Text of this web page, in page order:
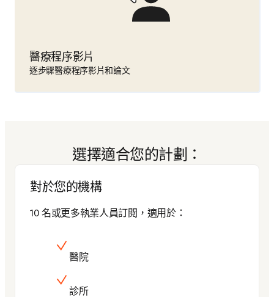
醫療程序影片
逐步驟醫療程序影片和論文
選擇適合您的計劃：
對於您的機構
10 名或更多執業人員訂閱，適用於：
醫院
診所